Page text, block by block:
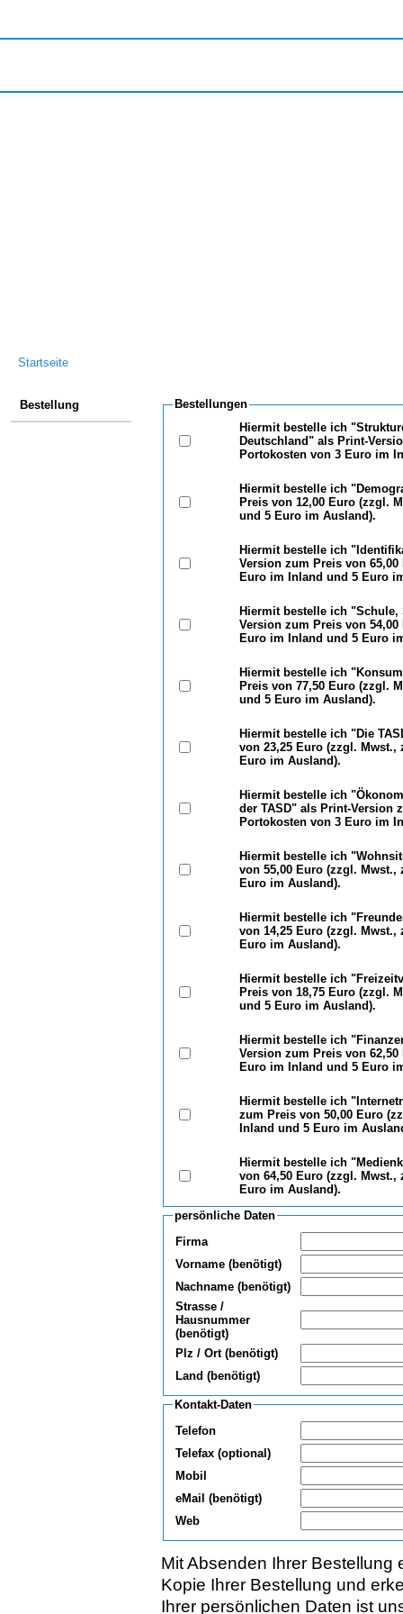
Startseite
Bestellung
Bestellungen
Hiermit bestelle ich
Deutschland" als Print-
Portokosten von 3 Euro im
Hiermit bestelle ich
Preis von 12,00 Euro (zzgl.
und 5 Euro im Ausland).
Hiermit bestelle ich
Version zum Preis von
Euro im Inland und 5 Euro
Hiermit bestelle ich "Schule,
Version zum Preis von
Euro im Inland und 5 Euro
Hiermit bestelle ich
Preis von 77,50 Euro (zzgl.
und 5 Euro im Ausland).
Hiermit bestelle ich "Die
von 23,25 Euro (zzgl.
Euro im Ausland).
Hiermit bestelle ich
der TASD" als Print-Version
Portokosten von 3 Euro im
Hiermit bestelle ich
von 55,00 Euro (zzgl.
Euro im Ausland).
Hiermit bestelle ich
von 14,25 Euro (zzgl.
Euro im Ausland).
Hiermit bestelle ich
Preis von 18,75 Euro (zzgl.
und 5 Euro im Ausland).
Hiermit bestelle ich
Version zum Preis von
Euro im Inland und 5 Euro
Hiermit bestelle ich
zum Preis von 50,00 Euro
Inland und 5 Euro im
Hiermit bestelle ich
von 64,50 Euro (zzgl.
Euro im Ausland).
persönliche Daten
Firma
Vorname (benötigt)
Nachname (benötigt)
Strasse /
Hausnummer
(benötigt)
Plz / Ort (benötigt)
Land (benötigt)
Kontakt-Daten
Telefon
Telefax (optional)
Mobil
eMail (benötigt)
Web
Mit Absenden Ihrer Bestellung
Kopie Ihrer Bestellung und
Ihrer persönlichen Daten ist